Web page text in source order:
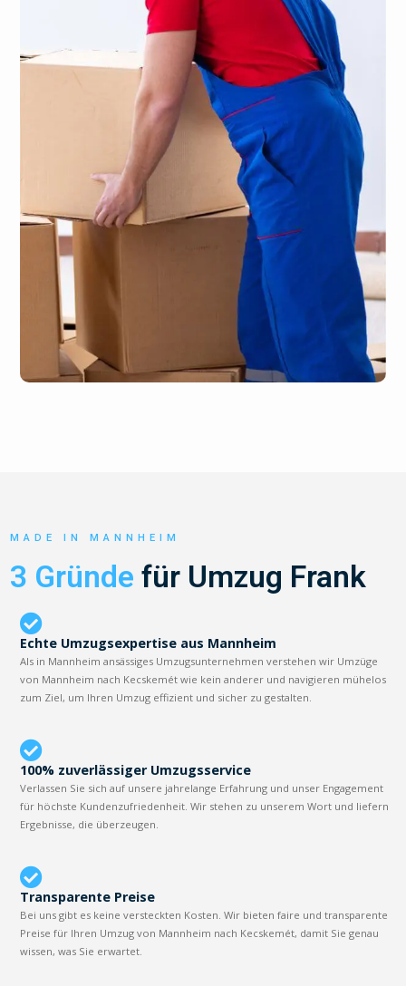
MADE IN MANNHEIM
3 Gründe für Umzug Frank
Echte Umzugsexpertise aus Mannheim
Als in Mannheim ansässiges Umzugsunternehmen verstehen wir Umzüge
von Mannheim nach Kecskemét wie kein anderer und navigieren mühelos
zum Ziel, um Ihren Umzug effizient und sicher zu gestalten.
100% zuverlässiger Umzugsservice
Verlassen Sie sich auf unsere jahrelange Erfahrung und unser Engagement
für höchste Kundenzufriedenheit. Wir stehen zu unserem Wort und liefern
Ergebnisse, die überzeugen.
Transparente Preise
Bei uns gibt es keine versteckten Kosten. Wir bieten faire und transparente
Preise für Ihren Umzug von Mannheim nach Kecskemét, damit Sie genau
wissen, was Sie erwartet.